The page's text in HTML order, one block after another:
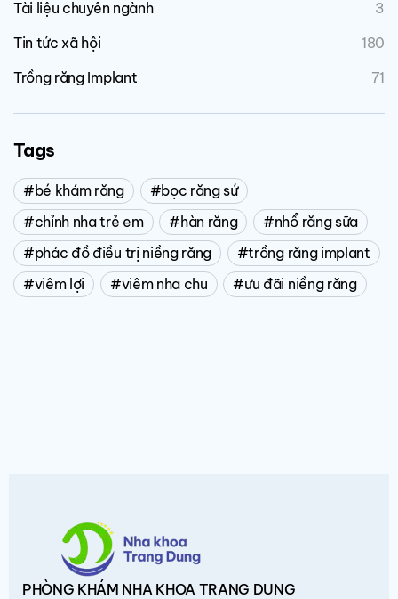
Tài liệu chuyên ngành
3
Tin tức xã hội
180
Trồng răng Implant
71
Tags
bé khám răng
bọc răng sứ
chỉnh nha trẻ em
hàn răng
nhổ răng sữa
phác đồ điều trị niềng răng
trồng răng implant
viêm lợi
viêm nha chu ưu đãi niềng răng
PHÒNG KHÁM NHA KHOA TRANG DUNG